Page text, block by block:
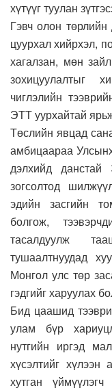
хүтүүг туулан
Гэвч олон
цуурхал хийрхэл,
хагалзан, мөн
зохицуулалтыг
чиглэлийн
ЭТТ уурхайтай
Төслийн явцад
амбицаараа
дэлхийд данстай
зогсолтод
эдийн засгийн
болгож,
тасалдуулж
тушаалтнуудад
Монгол улс төр
гэдгийг харуулах
Бид цаашид
улам бүр
нутгийн иргэд
хүсэлтийг хүлээн
хутган